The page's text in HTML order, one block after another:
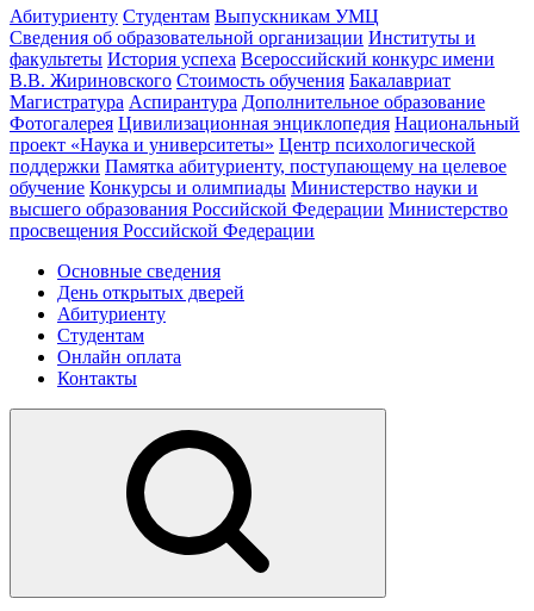
Абитуриенту Студентам Выпускникам УМЦ
Сведения об образовательной организации Институты и
факультеты История успеха Всероссийский конкурс имени
В.В. Жириновского Стоимость обучения Бакалавриат
Магистратура Аспирантура Дополнительное образование
Фотогалерея Цивилизационная энциклопедия Национальный
проект «Наука и университеты» Центр психологической
поддержки Памятка абитуриенту, поступающему на целевое
обучение Конкурсы и олимпиады Министерство науки и
высшего образования Российской Федерации Министерство
просвещения Российской Федерации
Основные сведения
День открытых дверей
Абитуриенту
Студентам
Онлайн оплата
Контакты